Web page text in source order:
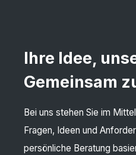
Ihre Idee,
Gemeinsam
Bei uns stehen Sie im
Fragen, Ideen und
persönliche Beratung